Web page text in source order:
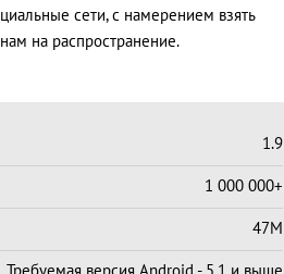
сети, с намерением взять
на распространение.
1.9
1 000 000+
47M